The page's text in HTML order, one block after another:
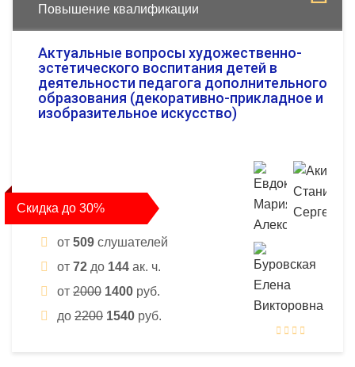
Повышение квалификации
Актуальные вопросы художественно-
эстетического воспитания детей в
деятельности педагога дополнительного
образования (декоративно-прикладное и
изобразительное искусство)
Скидка до 30%
от 509 слушателей
от 72 до 144 ак. ч.
от 2000 1400 руб.
до 2200 1540 руб.